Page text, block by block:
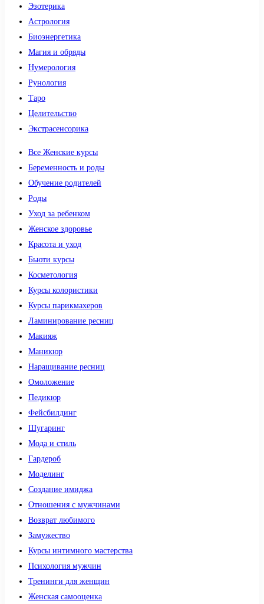
Эзотерика
Астрология
Биоэнергетика
Магия и обряды
Нумерология
Рунология
Таро
Целительство
Экстрасенсорика
Все Женские курсы
Беременность и роды
Обучение родителей
Роды
Уход за ребенком
Женское здоровье
Красота и уход
Бьюти курсы
Косметология
Курсы колористики
Курсы парикмахеров
Ламинирование ресниц
Макияж
Маникюр
Наращивание ресниц
Омоложение
Педикюр
Фейсбилдинг
Шугаринг
Мода и стиль
Гардероб
Моделинг
Создание имиджа
Отношения с мужчинами
Возврат любимого
Замужество
Курсы интимного мастерства
Психология мужчин
Тренинги для женщин
Женская самооценка